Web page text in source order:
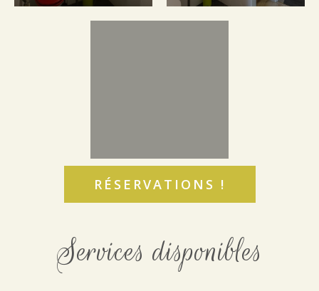
RÉSERVATIONS !
Services disponibles